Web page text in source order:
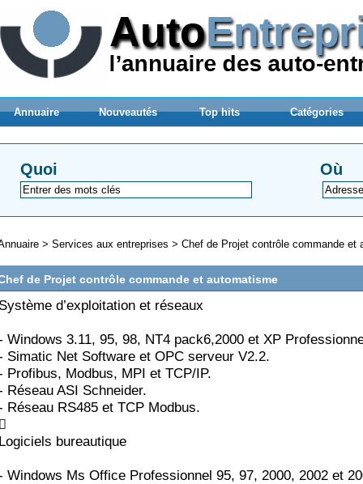
Annuaire Nouveautés Top hits Catégories
Quoi Où
> Services aux entreprises > Chef de Projet contrôle commande et
de Projet contrôle commande et automatisme
d’exploitation et réseaux
Windows 3.11, 95, 98, NT4 pack6,2000 et XP
Simatic Net Software et OPC serveur V2.2.
Profibus, Modbus, MPI et TCP/IP.
Réseau ASI Schneider.
Réseau RS485 et TCP Modbus.
bureautique
Windows Ms Office Professionnel 95, 97, 2000, 2002 et